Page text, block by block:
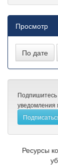
Просмотр
Подпишитесь
уведомления
Ресурсы